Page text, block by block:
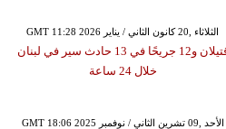
GMT 11:28 2026 الثلاثاء ,20 كانون الثاني / يناير
قتيلان و12 جريحًا في 13 حادث سير في لبنان
خلال 24 ساعة
GMT 18:06 2025 الأحد ,09 تشرين الثاني / نوفمبر